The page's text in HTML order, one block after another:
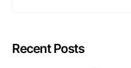
Recent Posts